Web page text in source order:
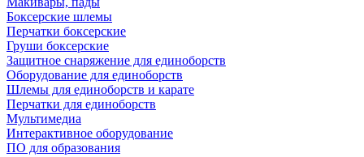
Боксерские шлемы
Перчатки боксерские
Груши боксерские
Защитное снаряжение для единоборств
Оборудование для единоборств
Шлемы для единоборств и карате
Перчатки для единоборств
Мультимедиа
Интерактивное оборудование
ПО для образования